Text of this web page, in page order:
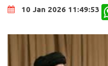
10 Jan 2026 11:49:53